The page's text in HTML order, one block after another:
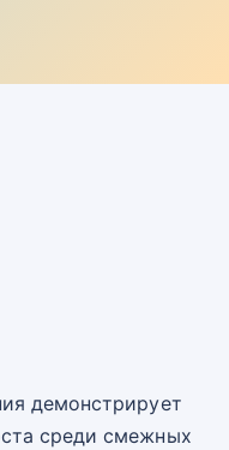
демонстрирует
среди смежных